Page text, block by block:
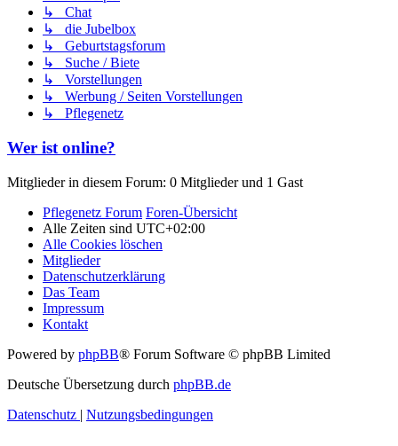
↳ Chat
↳ die Jubelbox
↳ Geburtstagsforum
↳ Suche / Biete
↳ Vorstellungen
↳ Werbung / Seiten Vorstellungen
↳ Pflegenetz
Wer ist online?
Mitglieder in diesem Forum: 0 Mitglieder und 1 Gast
Pflegenetz Forum Foren-Übersicht
Alle Zeiten sind UTC+02:00
Alle Cookies löschen
Mitglieder
Datenschutzerklärung
Das Team
Impressum
Kontakt
Powered by phpBB® Forum Software © phpBB Limited
Deutsche Übersetzung durch phpBB.de
Datenschutz | Nutzungsbedingungen